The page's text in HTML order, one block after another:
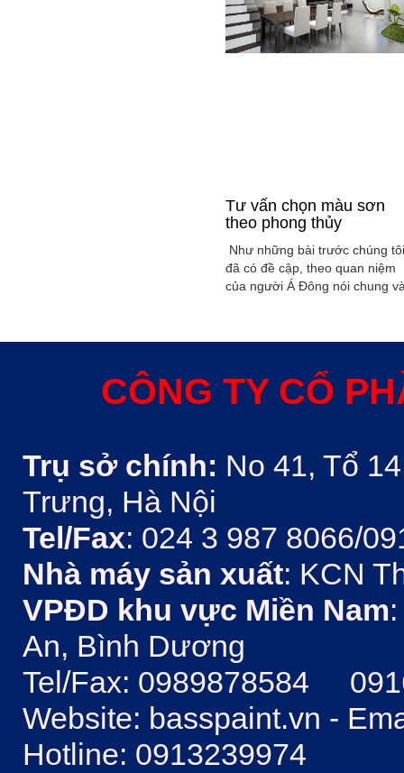
Tư vấn chọn màu sơn
theo phong thủy
Như những bài trước chúng tôi
đã có đề cập, theo quan niệm
của người Á Đông nói chung
xây dụng nhà ở hoặc bất kỳ
thủy trong ngôi nhà thường
được quyết định bởi các nhân
CÔNG TY CỔ
Trụ sở chính: No 41, Tổ
Trưng, Hà Nội
Tel/Fax: 024 3 987 8066/
Nhà máy sản xuất: KCN
VPĐD khu vực Miền Nam
An, Bình Dương
Tel/Fax: 0989878584
Website: basspaint.vn -
Hotline: 0913239974